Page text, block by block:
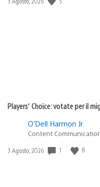
Players’ Choice: votate per il
O’Dell Harmon Jr.
Content
Data
3 Agosto, 2026 1 8